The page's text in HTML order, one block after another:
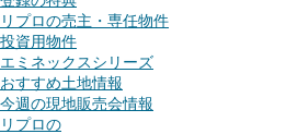
リプロの売主・専任物件
投資用物件
エミネックスシリーズ
おすすめ土地情報
今週の現地販売会情報
リプロの